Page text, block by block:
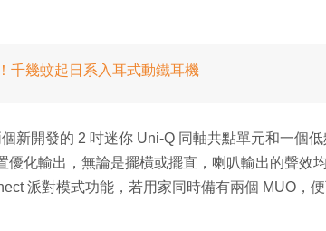
千幾蚊起日系入耳式動鐵耳機
新開發的 2 吋迷你 Uni-Q 同軸共點單元和一個
優化輸出，無論是擺橫或擺直，喇叭輸出的聲效
派對模式功能，若用家同時備有兩個 MUO，